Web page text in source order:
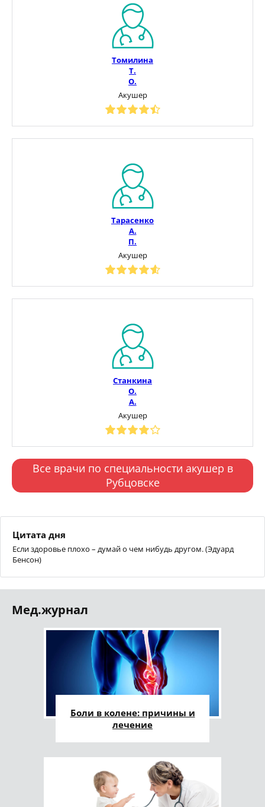
Томилина
Т.
О.
Акушер
Тарасенко
А.
П.
Акушер
Станкина
О.
А.
Акушер
Все врачи по специальности акушер в
Рубцовске
Цитата дня
Если здоровье плохо – думай о чем нибудь другом. (Эдуард
Бенсон)
Мед.журнал
Боли в колене: причины и
лечение